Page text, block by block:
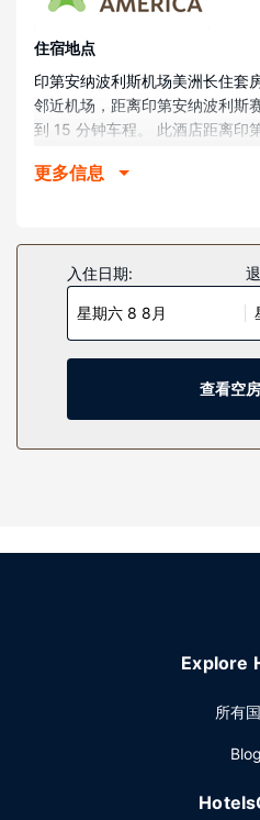
住宿地点
印第安纳波利斯机场美洲长住套
邻近机场，距离印第安纳波利斯
到 15 分钟车程。 此酒店距离印
客房
找到家的舒适。带有有线频道的
娱乐需求；同时提供免费无线网
便利设施包括书桌和微波炉；而
物业设施
您可利用免费 WiFi和自动售货
每日 06:00 至 09:30 提供免费
更多信息
入住日期:
星期六 8 8月
查看空
Explore
所有
Blog